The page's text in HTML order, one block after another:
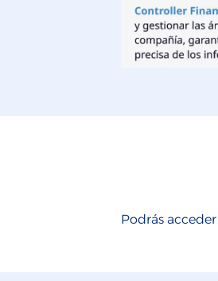
Podrás